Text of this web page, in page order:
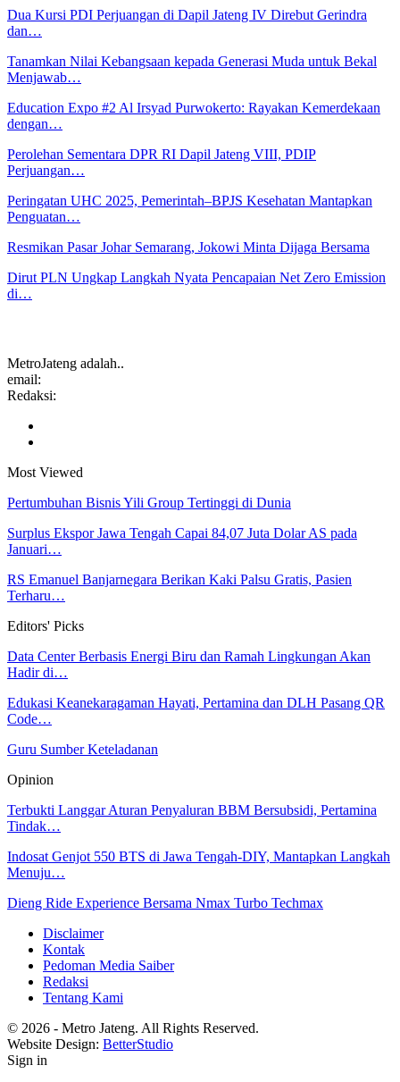
Dua Kursi PDI Perjuangan di Dapil Jateng IV Direbut Gerindra
dan…
Tanamkan Nilai Kebangsaan kepada Generasi Muda untuk Bekal
Menjawab…
Education Expo #2 Al Irsyad Purwokerto: Rayakan Kemerdekaan
dengan…
Perolehan Sementara DPR RI Dapil Jateng VIII, PDIP
Perjuangan…
Peringatan UHC 2025, Pemerintah–BPJS Kesehatan Mantapkan
Penguatan…
Resmikan Pasar Johar Semarang, Jokowi Minta Dijaga Bersama
Dirut PLN Ungkap Langkah Nyata Pencapaian Net Zero Emission
di…
MetroJateng adalah..
email:
Redaksi:
Most Viewed
Pertumbuhan Bisnis Yili Group Tertinggi di Dunia
Surplus Ekspor Jawa Tengah Capai 84,07 Juta Dolar AS pada
Januari…
RS Emanuel Banjarnegara Berikan Kaki Palsu Gratis, Pasien
Terharu…
Editors' Picks
Data Center Berbasis Energi Biru dan Ramah Lingkungan Akan
Hadir di…
Edukasi Keanekaragaman Hayati, Pertamina dan DLH Pasang QR
Code…
Guru Sumber Keteladanan
Opinion
Terbukti Langgar Aturan Penyaluran BBM Bersubsidi, Pertamina
Tindak…
Indosat Genjot 550 BTS di Jawa Tengah-DIY, Mantapkan Langkah
Menuju…
Dieng Ride Experience Bersama Nmax Turbo Techmax
Disclaimer
Kontak
Pedoman Media Saiber
Redaksi
Tentang Kami
© 2026 - Metro Jateng. All Rights Reserved.
Website Design: BetterStudio
Sign in